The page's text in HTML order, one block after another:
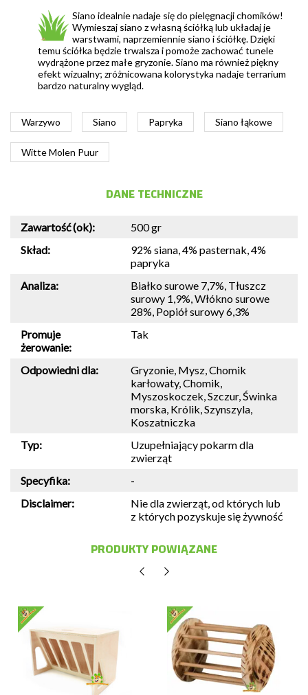
Siano idealnie nadaje się do pielęgnacji chomików!
Wymieszaj siano z własną ściółką lub układaj je
warstwami, naprzemiennie siano i ściółkę. Dzięki
temu ściółka będzie trwalsza i pomoże zachować tunele
wydrążone przez małe gryzonie. Siano ma również piękny
efekt wizualny; zróżnicowana kolorystyka nadaje terrarium
bardzo naturalny wygląd.
Warzywo Siano Papryka Siano łąkowe
Witte Molen Puur
DANE TECHNICZNE
Zawartość (ok):
500 gr
Skład:
92% siana, 4% pasternak, 4%
papryka
Analiza:
Białko surowe 7,7%, Tłuszcz
surowy 1,9%, Włókno surowe
28%, Popiół surowy 6,3%
Promuje
żerowanie:
Tak
Odpowiedni dla:
Gryzonie, Mysz, Chomik
karłowaty, Chomik,
Myszoskoczek, Szczur, Świnka
morska, Królik, Szynszyla,
Koszatniczka
Typ:
Uzupełniający pokarm dla
zwierząt
Specyfika:
-
Disclaimer:
Nie dla zwierząt, od których lub
z których pozyskuje się żywność
PRODUKTY POWIĄZANE